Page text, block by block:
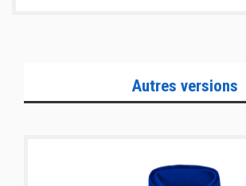
Autres versions